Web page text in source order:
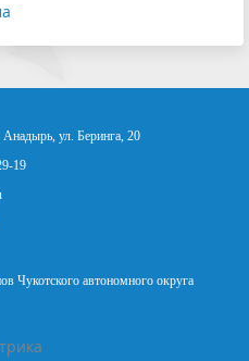
ул. Беринга, 20
19
Чукотского автономного округа